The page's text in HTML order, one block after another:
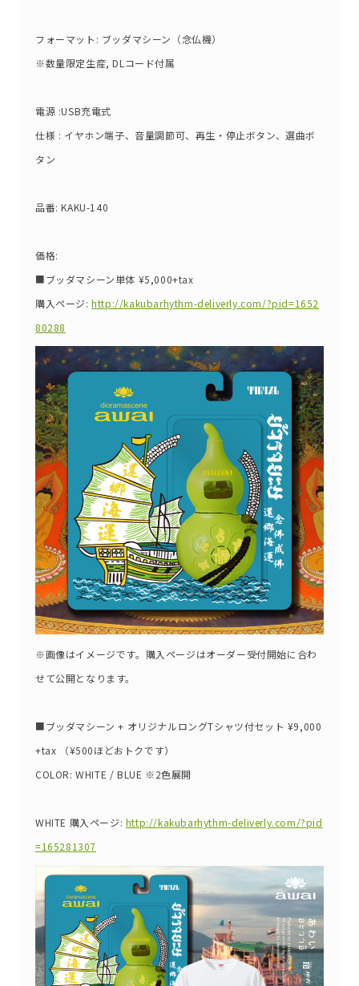
フォーマット: ブッダマシーン（念仏機）
※数量限定生産, DLコード付属
電源 :USB充電式
仕様 : イヤホン端子、音量調節可、再生・停止ボタン、選曲ボ
タン
品番: KAKU-140
価格:
■ブッダマシーン単体 ¥5,000+tax
購入ページ:http://kakubarhythm-deliverly.com/?pid=1652
80288
※画像はイメージです。購入ページはオーダー受付開始に合わ
せて公開となります。
■ブッダマシーン + オリジナルロングTシャツ付セット ¥9,000
+tax （¥500ほどおトクです）
COLOR: WHITE / BLUE ※2色展開
WHITE 購入ページ: http://kakubarhythm-deliverly.com/?pid
=165281307